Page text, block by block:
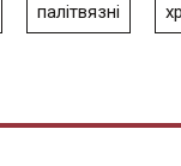
палітвязні